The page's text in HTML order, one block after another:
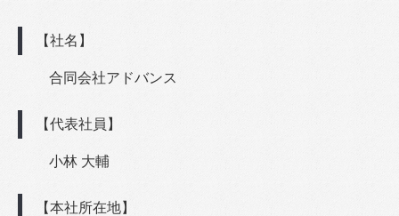
【社名】
合同会社アドバンス
【代表社員】
小林 大輔
【本社所在地】